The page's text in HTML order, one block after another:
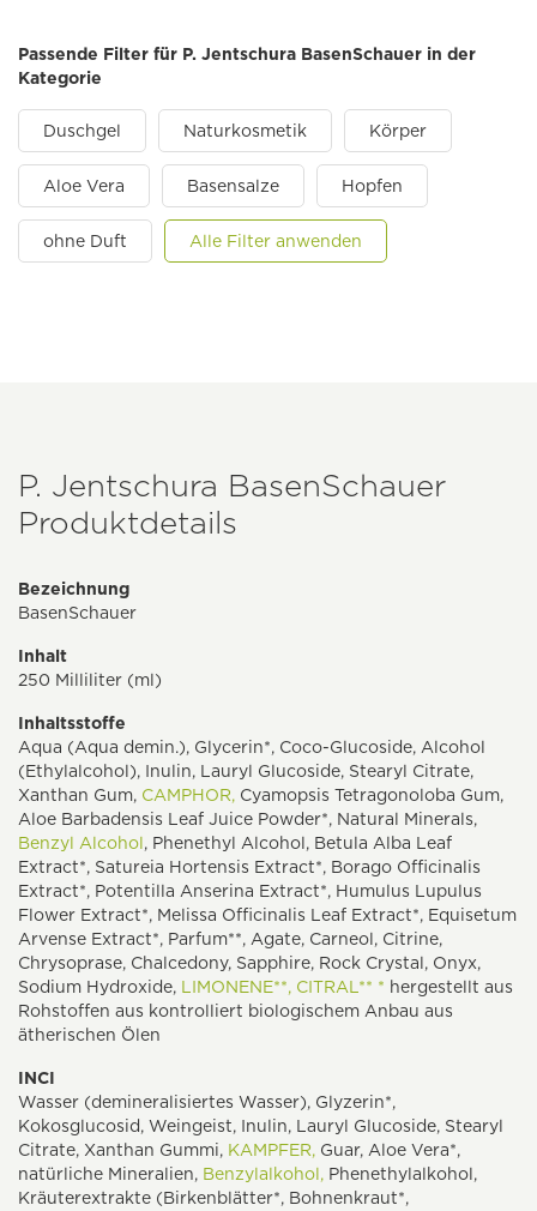
Passende Filter für P. Jentschura BasenSchauer in der
Kategorie
Duschgel Naturkosmetik Körper
Aloe Vera Basensalze Hopfen
ohne Duft Alle Filter anwenden
P. Jentschura BasenSchauer
Produktdetails
Bezeichnung
BasenSchauer
Inhalt
250 Milliliter (ml)
Inhaltsstoffe
Aqua (Aqua demin.), Glycerin*, Coco-Glucoside, Alcohol
(Ethylalcohol), Inulin, Lauryl Glucoside, Stearyl Citrate,
Xanthan Gum, CAMPHOR, Cyamopsis Tetragonoloba Gum,
Aloe Barbadensis Leaf Juice Powder*, Natural Minerals,
Benzyl Alcohol, Phenethyl Alcohol, Betula Alba Leaf
Extract*, Satureia Hortensis Extract*, Borago Officinalis
Extract*, Potentilla Anserina Extract*, Humulus Lupulus
Flower Extract*, Melissa Officinalis Leaf Extract*, Equisetum
Arvense Extract*, Parfum**, Agate, Carneol, Citrine,
Chrysoprase, Chalcedony, Sapphire, Rock Crystal, Onyx,
Sodium Hydroxide, LIMONENE**, CITRAL** * hergestellt aus
Rohstoffen aus kontrolliert biologischem Anbau aus
ätherischen Ölen
INCI
Wasser (demineralisiertes Wasser), Glyzerin*,
Kokosglucosid, Weingeist, Inulin, Lauryl Glucoside, Stearyl
Citrate, Xanthan Gummi, KAMPFER, Guar, Aloe Vera*,
natürliche Mineralien, Benzylalkohol, Phenethylalkohol,
Kräuterextrakte (Birkenblätter*, Bohnenkraut*,